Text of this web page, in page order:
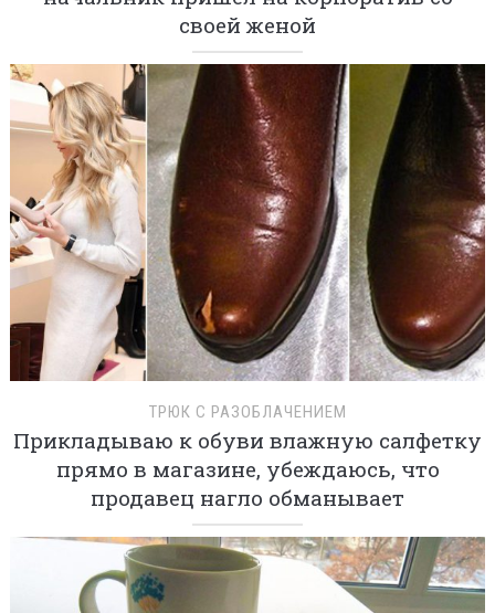
своей женой
ТРЮК С РАЗОБЛАЧЕНИЕМ
Прикладываю к обуви влажную салфетку
прямо в магазине, убеждаюсь, что
продавец нагло обманывает